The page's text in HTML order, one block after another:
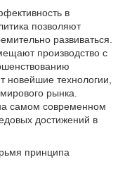
в
позволяют
развиваться.
производство с
новейшие технологии,
рынка.
самом современном
достижений в
принципа